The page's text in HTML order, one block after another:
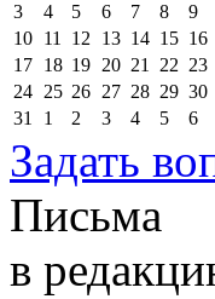
3
4 5 6 7 8
9
10 11 12 13 14 15 16
17 18 19 20 21 22 23
24 25 26 27 28 29 30
31
1 2 3 4 5 6
Задать
Письма
в